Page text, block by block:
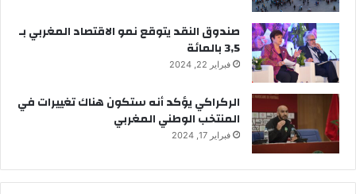
صندوق النقد يتوقع نمو الاقتصاد المغربي بـ
3,5 بالمائة
فبراير 22, 2024
الركراكي يؤكد أنه ستكون هناك تغييرات في
المنتخب الوطني المغربي
فبراير 17, 2024